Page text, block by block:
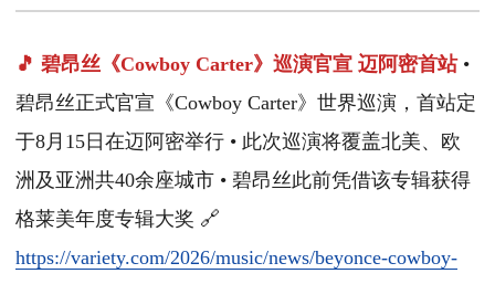
🎵 碧昂丝《Cowboy Carter》巡演官宣 迈阿密首站•
碧昂丝正式官宣《Cowboy Carter》世界巡演，首站定
于8月15日在迈阿密举行 • 此次巡演将覆盖北美、欧
洲及亚洲共40余座城市 • 碧昂丝此前凭借该专辑获得
格莱美年度专辑大奖 🔗
https://variety.com/2026/music/news/beyonce-cowboy-